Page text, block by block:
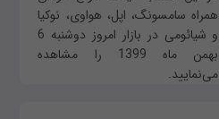
همراه سامسونگ، اپل، هواوی، نوکیا
و شیائومی در بازار امروز ‌دو‌شنبه 6
بهمن ماه 1399 را مشاهده
می‌نمایید.